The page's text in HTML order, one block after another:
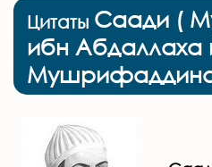
Цитаты Саади (
ибн Абдаллаха